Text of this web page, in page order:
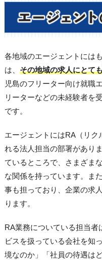
各地域のエージェントには
は、 その地域の求人にとて
児島のフリーター向け就職
リーターなどの未経験者を
です。
エージェントにはRA（リ
れる法人担当の部署があり
ているところで、さまざま
な関係を持っています。ま
事も担っており、企業の求
ります。
RA業務についている担当
ビスを扱っている会社を知
境なのか」「社員の待遇は